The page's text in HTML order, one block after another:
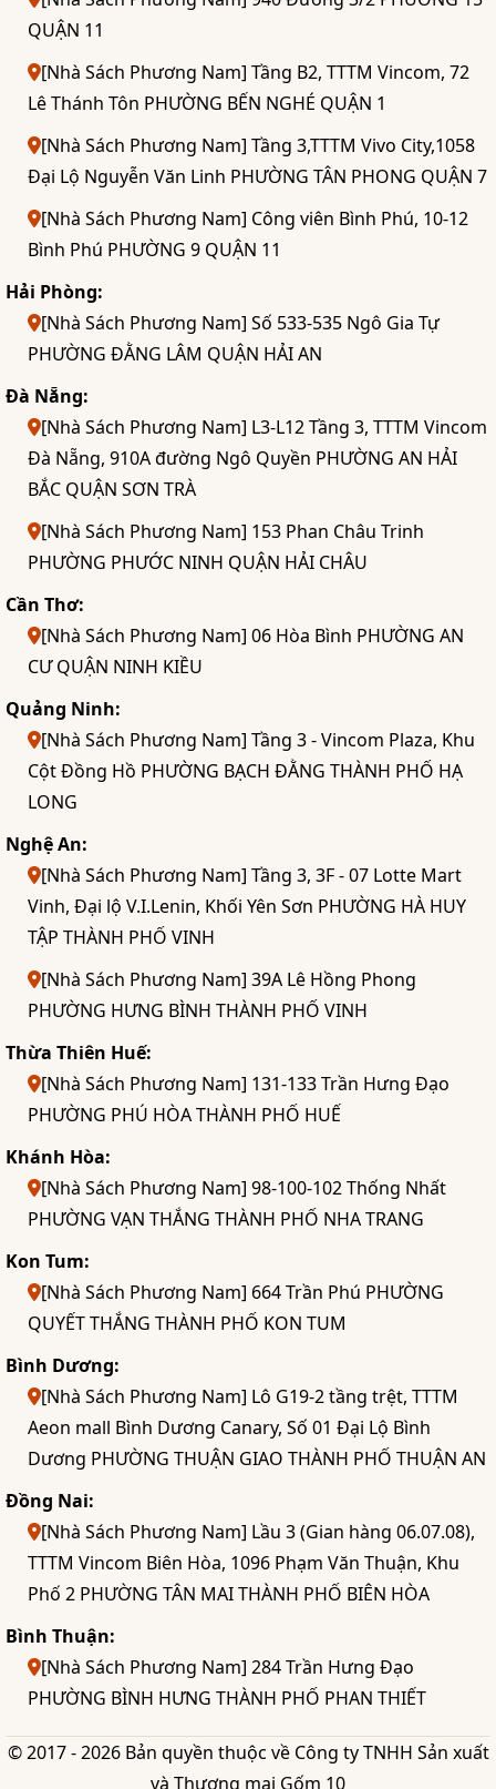
QUẬN 11
[Nhà Sách Phương Nam] Tầng B2, TTTM Vincom, 72
Lê Thánh Tôn PHƯỜNG BẾN NGHÉ QUẬN 1
[Nhà Sách Phương Nam] Tầng 3,TTTM Vivo City,1058
Đại Lộ Nguyễn Văn Linh PHƯỜNG TÂN PHONG QUẬN 7
[Nhà Sách Phương Nam] Công viên Bình Phú, 10-12
Bình Phú PHƯỜNG 9 QUẬN 11
Hải Phòng:
[Nhà Sách Phương Nam] Số 533-535 Ngô Gia Tự
PHƯỜNG ĐẰNG LÂM QUẬN HẢI AN
Đà Nẵng:
[Nhà Sách Phương Nam] L3-L12 Tầng 3, TTTM Vincom
Đà Nẵng, 910A đường Ngô Quyền PHƯỜNG AN HẢI
BẮC QUẬN SƠN TRÀ
[Nhà Sách Phương Nam] 153 Phan Châu Trinh
PHƯỜNG PHƯỚC NINH QUẬN HẢI CHÂU
Cần Thơ:
[Nhà Sách Phương Nam] 06 Hòa Bình PHƯỜNG AN
CƯ QUẬN NINH KIỀU
Quảng Ninh:
[Nhà Sách Phương Nam] Tầng 3 - Vincom Plaza, Khu
Cột Đồng Hồ PHƯỜNG BẠCH ĐẰNG THÀNH PHỐ HẠ
LONG
Nghệ An:
[Nhà Sách Phương Nam] Tầng 3, 3F - 07 Lotte Mart
Vinh, Đại lộ V.I.Lenin, Khối Yên Sơn PHƯỜNG HÀ HUY
TẬP THÀNH PHỐ VINH
[Nhà Sách Phương Nam] 39A Lê Hồng Phong
PHƯỜNG HƯNG BÌNH THÀNH PHỐ VINH
Thừa Thiên Huế:
[Nhà Sách Phương Nam] 131-133 Trần Hưng Đạo
PHƯỜNG PHÚ HÒA THÀNH PHỐ HUẾ
Khánh Hòa:
[Nhà Sách Phương Nam] 98-100-102 Thống Nhất
PHƯỜNG VẠN THẮNG THÀNH PHỐ NHA TRANG
Kon Tum:
[Nhà Sách Phương Nam] 664 Trần Phú PHƯỜNG
QUYẾT THẮNG THÀNH PHỐ KON TUM
Bình Dương:
[Nhà Sách Phương Nam] Lô G19-2 tầng trệt, TTTM
Aeon mall Bình Dương Canary, Số 01 Đại Lộ Bình
Dương PHƯỜNG THUẬN GIAO THÀNH PHỐ THUẬN AN
Đồng Nai:
[Nhà Sách Phương Nam] Lầu 3 (Gian hàng 06.07.08),
TTTM Vincom Biên Hòa, 1096 Phạm Văn Thuận, Khu
Phố 2 PHƯỜNG TÂN MAI THÀNH PHỐ BIÊN HÒA
Bình Thuận:
[Nhà Sách Phương Nam] 284 Trần Hưng Đạo
PHƯỜNG BÌNH HƯNG THÀNH PHỐ PHAN THIẾT
© 2017 - 2026 Bản quyền thuộc về Công ty TNHH Sản xuất
và Thương mại Gốm 10